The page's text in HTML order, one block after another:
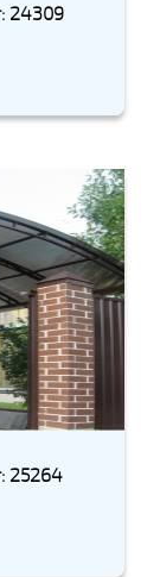
24309
25264